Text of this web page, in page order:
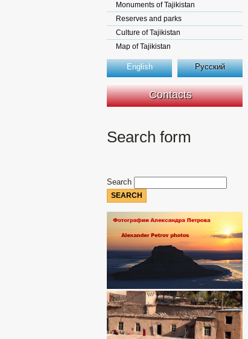
Monuments of Tajikistan
Reserves and parks
Culture of Tajikistan
Map of Tajikistan
English Русский
Contacts
Search form
Search